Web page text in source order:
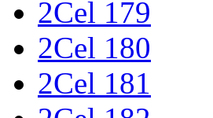
2Cel 179
2Cel 180
2Cel 181